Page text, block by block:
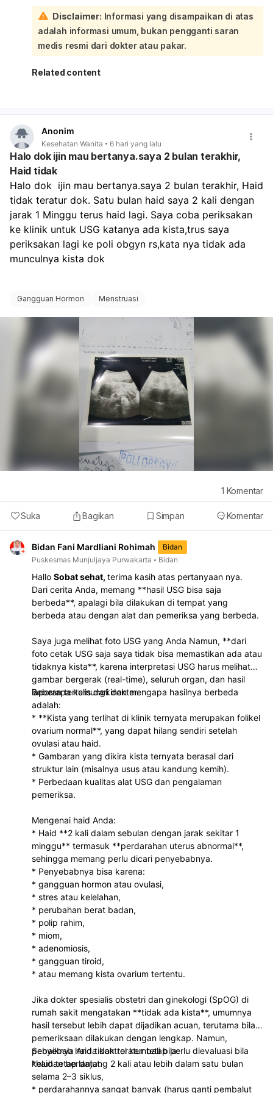
dini, atau masalah lain pada rahim/kehamilan**. Karena
tespek negatif, kehamilan belum bisa dipastikan, tetapi
**tetap perlu evaluasi** bila keluhan berlanjut atau
perdarahannya banyak:
Kalau darah keluar sangat banyak, misalnya1 pembalut
penuh dalam 1–2 jam
fisik, tes kehamilan ulang bila perlu, dan USG agar
Disclaimer: Informasi yang disampaikan di atas
adalah informasi umum, bukan pengganti saran
medis resmi dari dokter atau pakar.
Related content
Anonim
Kesehatan Wanita 6 hari yang lalu
Halo dok ijin mau bertanya.saya 2 bulan terakhir,
Haid tidak
Halo dok  ijin mau bertanya.saya 2 bulan terakhir, Haid
tidak teratur dok. Satu bulan haid saya 2 kali dengan
jarak 1 Minggu terus haid lagi. Saya coba periksakan
ke klinik untuk USG katanya ada kista,trus saya
periksakan lagi ke poli obgyn rs,kata nya tidak ada
munculnya kista dok
Gangguan Hormon Menstruasi
Suka Bagikan Simpan Komentar
1 Komentar
Bidan Fani Mardliani Rohimah
Bidan
Puskesmas Munjuljaya Purwakarta
Bidan
Hallo Sobat sehat, terima kasih atas pertanyaan nya.
Dari cerita Anda, memang **hasil USG bisa saja
berbeda**, apalagi bila dilakukan di tempat yang
berbeda atau dengan alat dan pemeriksa yang berbeda.
Saya juga melihat foto USG yang Anda Namun, **dari
foto cetak USG saja saya tidak bisa memastikan ada atau
tidaknya kista**, karena interpretasi USG harus melihat
gambar bergerak (real-time), seluruh organ, dan hasil
laporan tertulis dari dokter.
Beberapa kemungkinan mengapa hasilnya berbeda
adalah:
* **Kista yang terlihat di klinik ternyata merupakan folikel
ovarium normal**, yang dapat hilang sendiri setelah
ovulasi atau haid.
* Gambaran yang dikira kista ternyata berasal dari
struktur lain (misalnya usus atau kandung kemih).
* Perbedaan kualitas alat USG dan pengalaman
pemeriksa.
Mengenai haid Anda:
* Haid **2 kali dalam sebulan dengan jarak sekitar 1
minggu** termasuk **perdarahan uterus abnormal**,
sehingga memang perlu dicari penyebabnya.
* Penyebabnya bisa karena:
* gangguan hormon atau ovulasi,
* stres atau kelelahan,
* perubahan berat badan,
* polip rahim,
* miom,
* adenomiosis,
* gangguan tiroid,
* atau memang kista ovarium tertentu.
Jika dokter spesialis obstetri dan ginekologi (SpOG) di
rumah sakit mengatakan **tidak ada kista**, umumnya
hasil tersebut lebih dapat dijadikan acuan, terutama bila
pemeriksaan dilakukan dengan lengkap. Namun,
penyebab haid tidak teratur tetap perlu dievaluasi bila
keluhan berlanjut.
Sebaiknya Anda kontrol kembali bila:
*haid tetap datang 2 kali atau lebih dalam satu bulan
selama 2–3 siklus,
* perdarahannya sangat banyak (harus ganti pembalut